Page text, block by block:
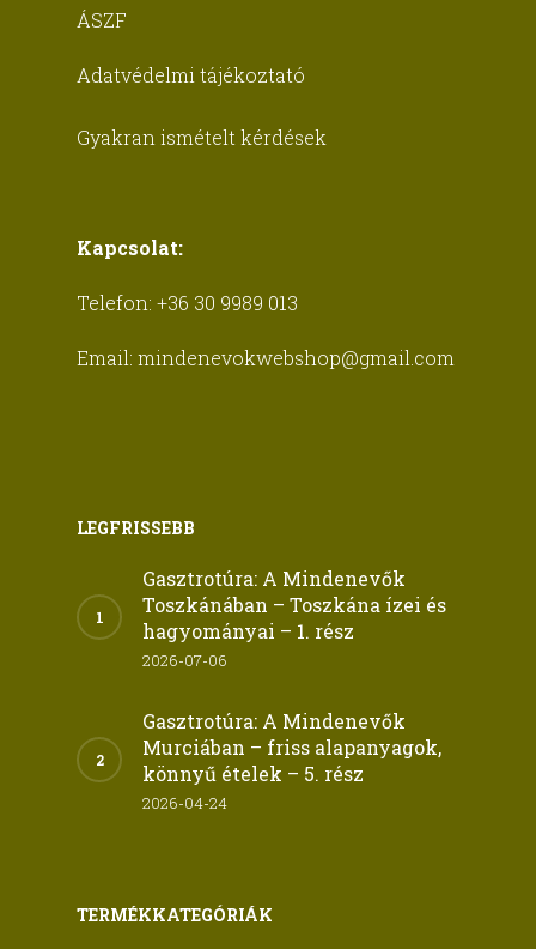
ÁSZF
Adatvédelmi tájékoztató
Gyakran ismételt kérdések
Kapcsolat:
Telefon: +36 30 9989 013
Email: mindenevokwebshop@gmail.com
LEGFRISSEBB
Gasztrotúra: A Mindenevők
Toszkánában – Toszkána ízei és
hagyományai – 1. rész
2026-07-06
Gasztrotúra: A Mindenevők
Murciában – friss alapanyagok,
könnyű ételek – 5. rész
2026-04-24
TERMÉKKATEGÓRIÁK